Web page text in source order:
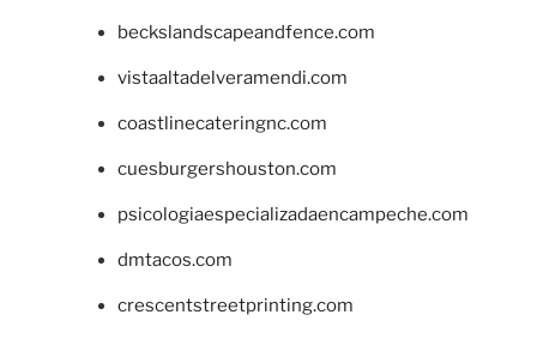
beckslandscapeandfence.com
vistaaltadelveramendi.com
coastlinecateringnc.com
cuesburgershouston.com
psicologiaespecializadaencampeche.com
dmtacos.com
crescentstreetprinting.com